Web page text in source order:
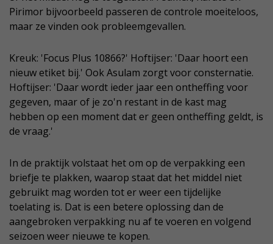
Pirimor bijvoorbeeld passeren de controle moeiteloos,
maar ze vinden ook probleemgevallen.
Kreuk: 'Focus Plus 10866?' Hoftijser: 'Daar hoort een
nieuw etiket bij.' Ook Asulam zorgt voor consternatie.
Hoftijser: 'Daar wordt ieder jaar een ontheffing voor
gegeven, maar of je zo'n restant in de kast mag
hebben op een moment dat er geen ontheffing geldt, is
de vraag.'
In de praktijk volstaat het om op de verpakking een
briefje te plakken, waarop staat dat het middel niet
gebruikt mag worden tot er weer een tijdelijke
toelating is. Dat is een betere oplossing dan de
aangebroken verpakking nu af te voeren en volgend
seizoen weer nieuwe te kopen.